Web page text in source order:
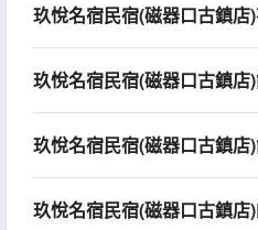
玖悅名宿民宿(磁器口古鎮店
玖悅名宿民宿(磁器口古鎮店
玖悅名宿民宿(磁器口古鎮店
玖悅名宿民宿(磁器口古鎮店